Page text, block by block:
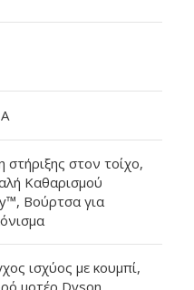
στήριξης στον τοίχο,
Καθαρισμού
Βούρτσα για
ισχύος με κουμπί,
μοτέρ Dyson